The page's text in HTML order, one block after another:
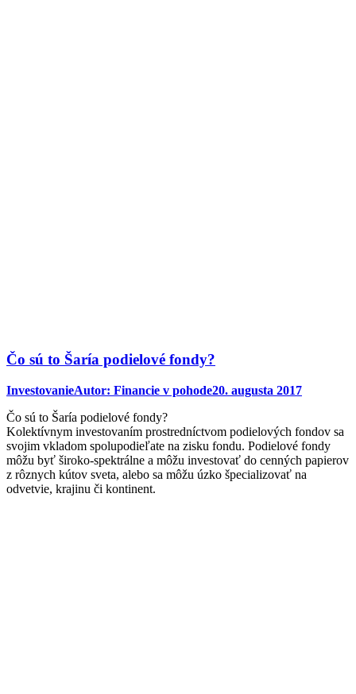
Čo sú to Šaría podielové fondy?
InvestovanieAutor: Financie v pohode20. augusta 2017
Čo sú to Šaría podielové fondy?
Kolektívnym investovaním prostredníctvom podielových fondov sa
svojim vkladom spolupodieľate na zisku fondu. Podielové fondy
môžu byť široko-spektrálne a môžu investovať do cenných papierov
z rôznych kútov sveta, alebo sa môžu úzko špecializovať na
odvetvie, krajinu či kontinent.